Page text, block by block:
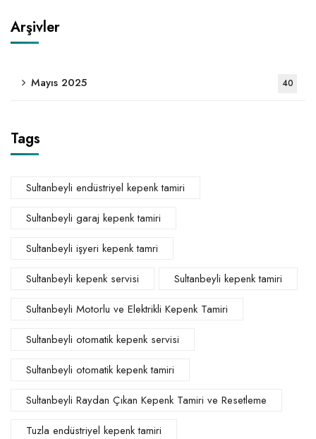
Arşivler
Mayıs 2025 40
Tags
Sultanbeyli endüstriyel kepenk tamiri
Sultanbeyli garaj kepenk tamiri
Sultanbeyli işyeri kepenk tamri
Sultanbeyli kepenk servisi
Sultanbeyli kepenk tamiri
Sultanbeyli Motorlu ve Elektrikli Kepenk Tamiri
Sultanbeyli otomatik kepenk servisi
Sultanbeyli otomatik kepenk tamiri
Sultanbeyli Raydan Çıkan Kepenk Tamiri ve Resetleme
Tuzla endüstriyel kepenk tamiri